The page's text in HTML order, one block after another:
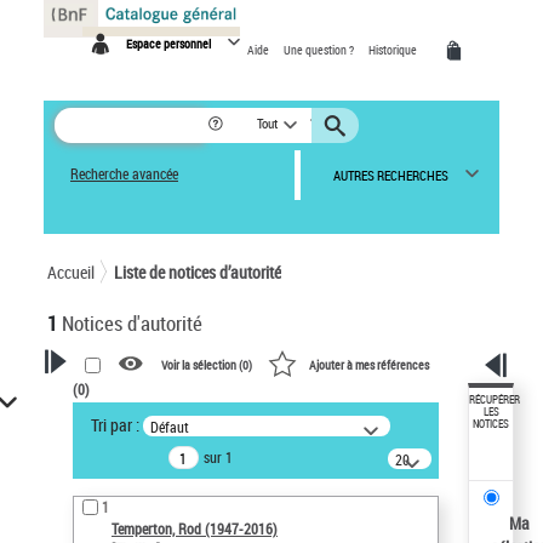
Espace personnel Aide Une question ? Historique
Tout
Recherche avancée AUTRES RECHERCHES
Accueil Liste de notices d’autorité
1 Notices d'autorité
VOTRE RECHERCHE
Recherche avancée dans les
notices d’autorité
Œuvres liées à l'auteur :
Temperton, Rod (1947-2016)
Voir la sélection (0) Ajouter à mes références
(0)
Tri par : Défaut
sur 1
20
résultats/page
1
Temperton, Rod (1947-2016)
RÉCUPÉRER
LES
NOTICES
Ma
Panneau de gestion des cookies